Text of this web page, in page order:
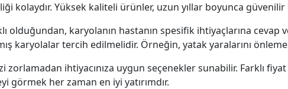
kolaydır. Yüksek kaliteli ürünler, uzun yıllar boyunca
olduğundan, karyolanın hastanın spesifik ihtiyaçlarına cevap
karyolalar tercih edilmelidir. Örneğin, yatak yaralarını
zorlamadan ihtiyacınıza uygun seçenekler sunabilir. Farklı
görmek her zaman en iyi yatırımdır.